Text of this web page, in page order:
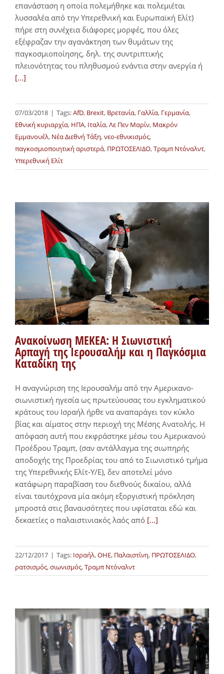
επανάσταση η οποία πολεμήθηκε και πολεμιέται
λυσσαλέα από την Υπερεθνική και Ευρωπαϊκή Ελίτ)
πήρε στη συνέχεια διάφορες μορφές, που όλες
εξέφραζαν την αγανάκτηση των θυμάτων της
παγκοσμιοποίησης, δηλ. της συντριπτικής
πλειονότητας του πληθυσμού ενάντια στην ανεργία ή
[...]
07/03/2018 | Tags:AfD, Brexit, Βρετανία, Γαλλία, Γερμανία,
Εθνική κυριαρχία, ΗΠΑ, Ιταλία,Λε Πεν Μαρίν, Μακρόν
Εμμανουέλ, Νέα Διεθνή Τάξη,νεο-εθνικισμός,
παγκοσμιοποιητική αριστερά, ΠΡΩΤΟΣΕΛΙΔΟ,Τραμπ Ντόναλντ,
Υπερεθνική Ελίτ
Ανακοίνωση ΜΕΚΕΑ: Η Σιωνιστική
Αρπαγή της Ιερουσαλήμ και η Παγκόσμια
Καταδίκη της
Η αναγνώριση της Ιερουσαλήμ από την Aμερικανο-
σιωνιστική ηγεσία ως πρωτεύουσας του εγκληματικού
κράτους του Ισραήλ ήρθε να αναπαράγει τον κύκλο
βίας και αίματος στην περιοχή της Μέσης Ανατολής. Η
απόφαση αυτή που εκφράστηκε μέσω του Αμερικανού
Προέδρου Τραμπ, (σαν αντάλλαγμα της σιωπηρής
αποδοχής της Προεδρίας του από το Σιωνιστικό τμήμα
της Υπερεθνικής Ελίτ-Υ/Ε), δεν αποτελεί μόνο
κατάφωρη παραβίαση του διεθνούς δικαίου, αλλά
είναι ταυτόχρονα μία ακόμη εξοργιστική πρόκληση
μπροστά στις βαναυσότητες που υφίσταται εδώ και
δεκαετίες ο παλαιστινιακός λαός από [...]
22/12/2017 | Tags: Ισραήλ,ΟΗΕ, Παλαιστίνη, ΠΡΩΤΟΣΕΛΙΔΟ,
ρατσισμός,σιωνισμός,Τραμπ Ντόναλντ